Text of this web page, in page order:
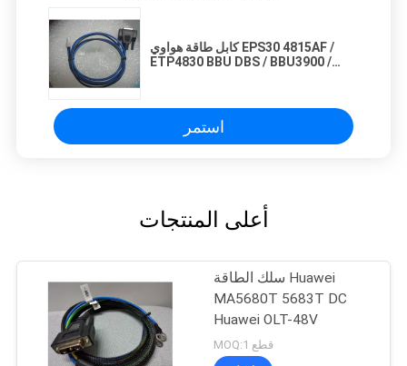
كابل طاقة هواوي EPS30 4815AF /
ETP4830 BBU DBS / BBU3900 /
استمر
أعلى المنتجات
سلك الطاقة Huawei
MA5680T 5683T DC
Huawei OLT-48V
MOQ:1 قطع